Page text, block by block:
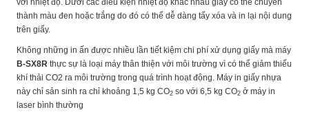
với nhiệt độ. Dưới các điều kiện nhiệt độ khác nhau giấy có thể chuyển
thành màu đen hoặc trắng do đó có thể dễ dàng tẩy xóa và in lại nội dung
trên giấy.
Không những in ấn được nhiều lần tiết kiệm chi phí xử dụng giấy mà máy
B-SX8R thực sự là loại máy thân thiện với môi trường vì có thể giảm thiểu
khí thải CO2 ra môi trường trong quá trình hoạt động. Máy in giấy nhựa
này chỉ sản sinh ra chỉ khoảng 1,5 kg CO2 so với 6,5 kg CO2 ở máy in
laser bình thường